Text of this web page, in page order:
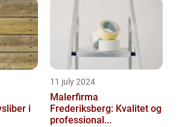
i
11 july 2024
Malerfirma
Frederiksberg: Kvalitet og
professional...